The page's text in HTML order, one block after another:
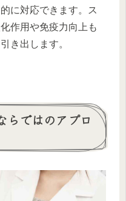
に対応できます。ス
作用や免疫力向上も
き出します。
らではのアプロ